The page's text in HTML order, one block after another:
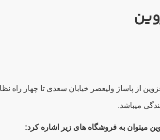
از پاساژ ولیعصر خیابان سعدی تا چهار راه
میباشد.
میتوان به فروشگاه های زیر اشاره کرد: